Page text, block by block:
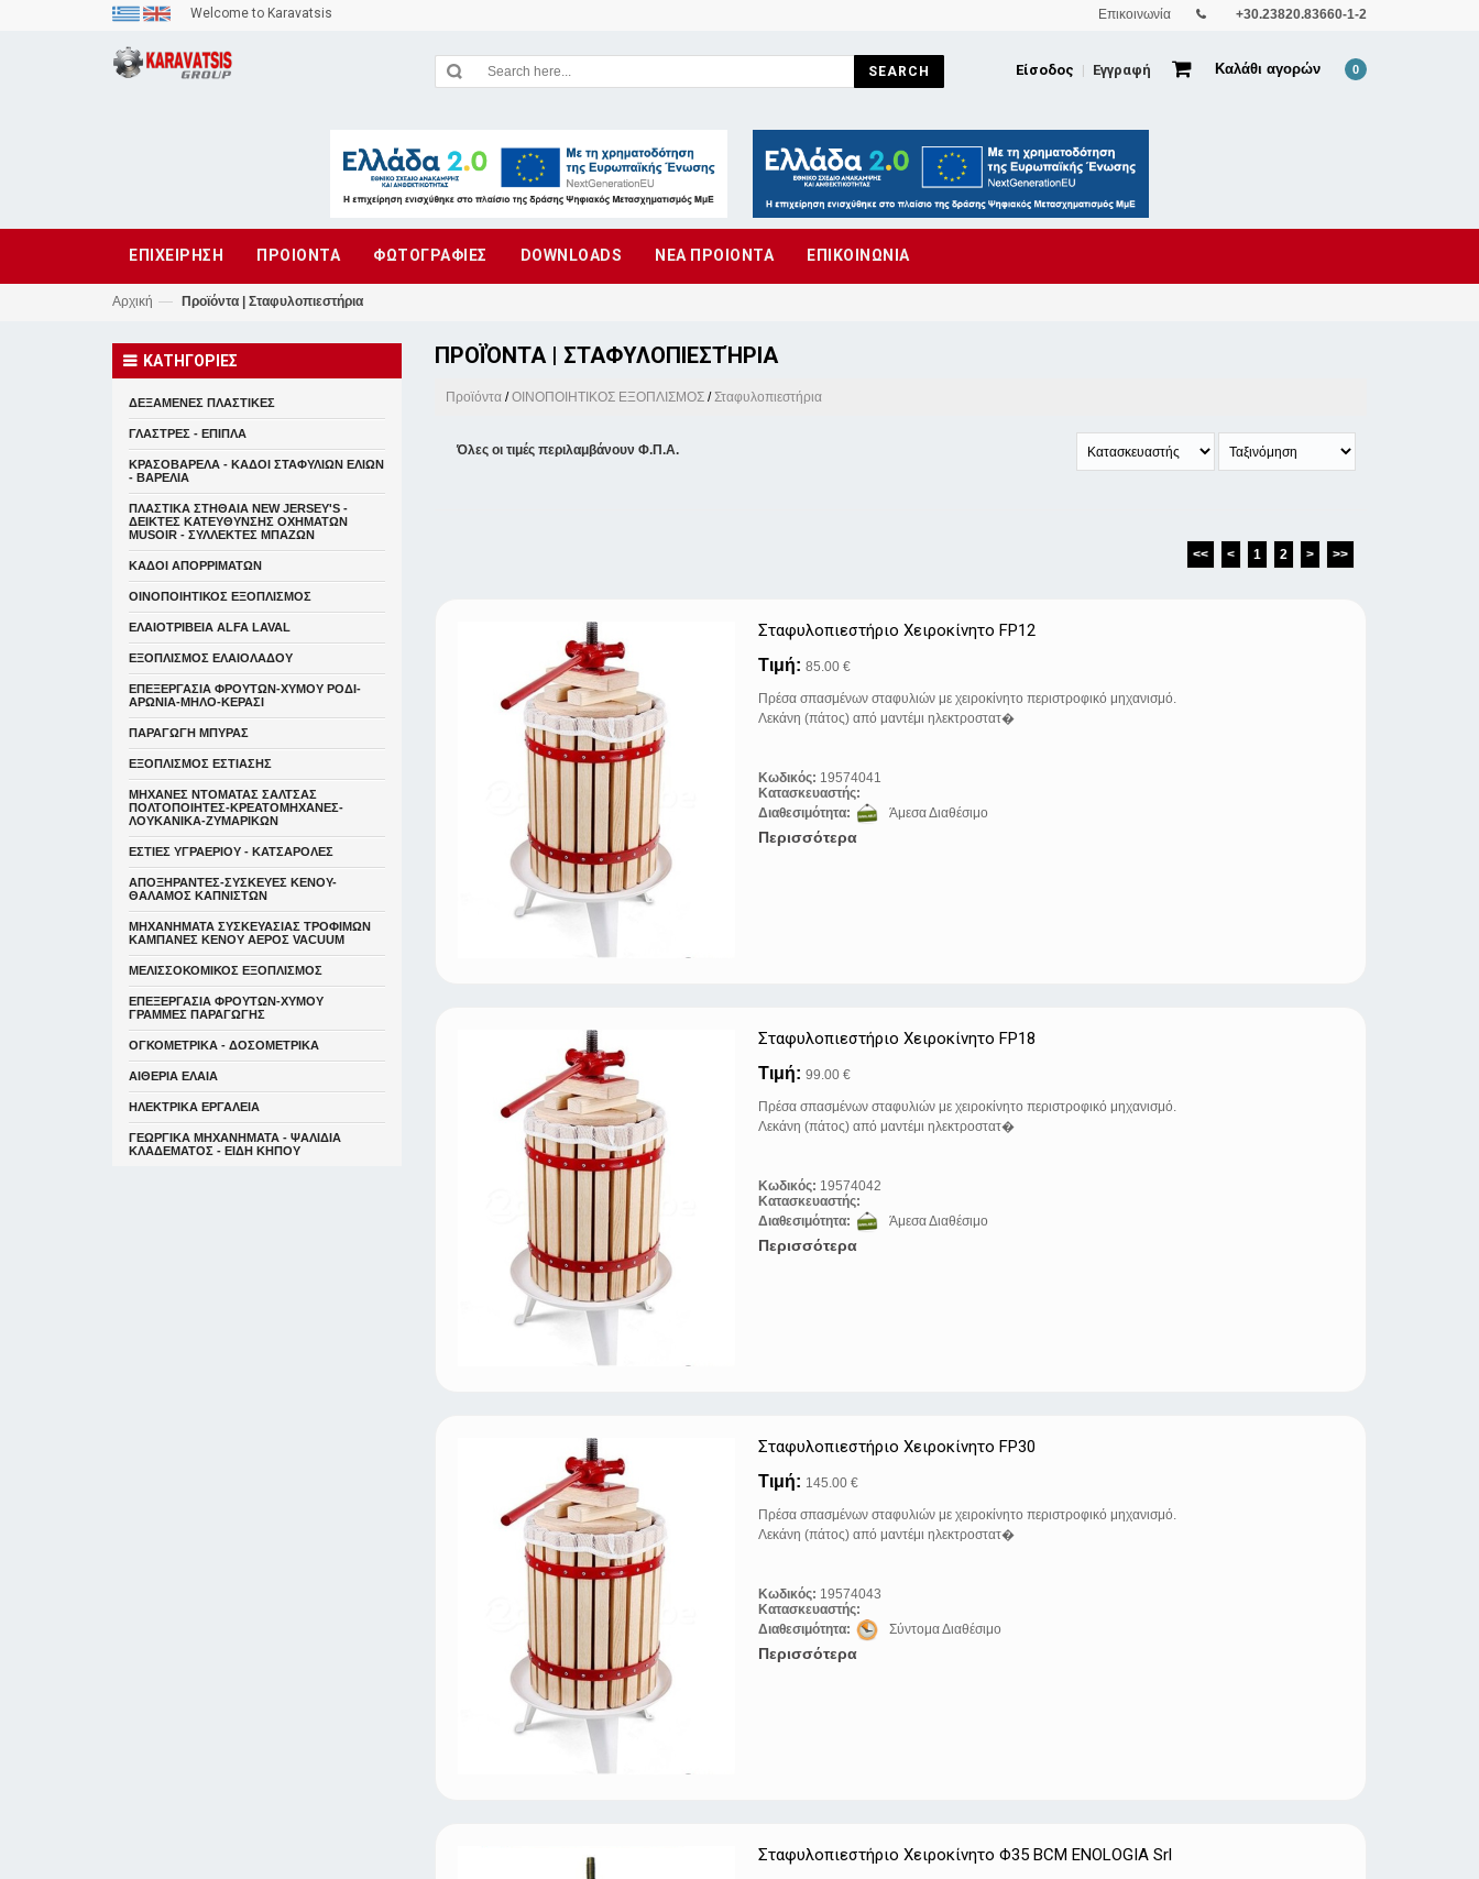
Welcome to Karavatsis Επικοινωνία +30.23820.83660-1-2
SEARCH Καλάθι αγορών 0
Εγγραφή
Είσοδος
ΕΠΙΧΕΙΡΗΣΗ ΠΡΟΙΟΝΤΑ ΦΩΤΟΓΡΑΦΙΕΣ DOWNLOADS ΝΕΑ ΠΡΟΙΟΝΤΑ ΕΠΙΚΟΙΝΩΝΙΑ
Αρχική — Προϊόντα | Σταφυλοπιεστήρια
ΠΡΟΪΌΝΤΑ | ΣΤΑΦΥΛΟΠΙΕΣΤΉΡΙΑ
Προϊόντα/ΟΙΝΟΠΟΙΗΤΙΚΟΣ ΕΞΟΠΛΙΣΜΟΣ/Σταφυλοπιεστήρια
Όλες οι τιμές περιλαμβάνουν Φ.Π.Α.
<< < 1 2 > >>
Σταφυλοπιεστήριo Xειροκίνητo FP12
Τιμή:85.00 €
Πρέσα σπασμένων σταφυλιών με χειροκίνητο περιστροφικό μηχανισμό.
Λεκάνη (πάτος) από μαντέμι ηλεκτροστατ�
Κωδικός: 19574041
Κατασκευαστής:
Διαθεσιμότητα:
Άμεσα Διαθέσιμο
Περισσότερα
Σταφυλοπιεστήριo Xειροκίνητo FP18
Τιμή:99.00 €
Πρέσα σπασμένων σταφυλιών με χειροκίνητο περιστροφικό μηχανισμό.
Λεκάνη (πάτος) από μαντέμι ηλεκτροστατ�
Κωδικός: 19574042
Κατασκευαστής:
Διαθεσιμότητα:
Άμεσα Διαθέσιμο
Περισσότερα
Σταφυλοπιεστήριo Xειροκίνητo FP30
Τιμή: 145.00 €
Πρέσα σπασμένων σταφυλιών με χειροκίνητο περιστροφικό μηχανισμό.
Λεκάνη (πάτος) από μαντέμι ηλεκτροστατ�
Κωδικός: 19574043
Κατασκευαστής:
Διαθεσιμότητα:
Σύντομα Διαθέσιμο
Περισσότερα
Σταφυλοπιεστήριo Xειροκίνητo Φ35 BCM ENOLOGIA Srl
ΚΑΤΗΓΟΡΙΕΣ
ΔΕΞΑΜΕΝΕΣ ΠΛΑΣΤΙΚΕΣ
ΓΛΑΣΤΡΕΣ - ΕΠΙΠΛΑ
ΚΡΑΣΟΒΑΡΕΛΑ - ΚΑΔΟΙ ΣΤΑΦΥΛΙΩΝ ΕΛΙΩΝ
- ΒΑΡΕΛΙΑ
ΠΛΑΣΤΙΚΑ ΣΤΗΘΑΙΑ NEW JERSEY'S -
ΔΕΙΚΤΕΣ ΚΑΤΕΥΘYΝΣΗΣ ΟΧΗΜΑΤΩΝ
MUSOIR - ΣΥΛΛΕΚΤΕΣ ΜΠΑΖΩΝ
ΚΑΔΟΙ ΑΠΟΡΡΙΜΑΤΩΝ
ΟΙΝΟΠΟΙΗΤΙΚΟΣ ΕΞΟΠΛΙΣΜΟΣ
ΕΛΑΙΟΤΡΙΒΕΙΑ ALFA LAVAL
ΕΞΟΠΛΙΣΜΟΣ ΕΛΑΙΟΛΑΔΟΥ
ΕΠΕΞΕΡΓΑΣΙΑ ΦΡΟΥΤΩΝ-ΧΥΜΟΥ ΡΟΔΙ-
ΑΡΩΝΙΑ-ΜΗΛΟ-ΚΕΡΑΣΙ
ΠΑΡΑΓΩΓΗ ΜΠΥΡΑΣ
ΕΞΟΠΛΙΣΜΟΣ ΕΣΤΙΑΣΗΣ
ΜΗΧΑΝΕΣ ΝΤΟΜΑΤΑΣ ΣΑΛΤΣΑΣ
ΠΟΛΤΟΠΟΙΗΤΕΣ-ΚΡΕΑΤΟΜΗΧΑΝΕΣ-
ΛΟΥΚΑΝΙΚΑ-ΖΥΜΑΡΙΚΩΝ
ΕΣΤΙΕΣ ΥΓΡΑΕΡΙΟΥ - ΚΑΤΣΑΡΟΛΕΣ
ΑΠΟΞΗΡΑΝΤΕΣ-ΣΥΣΚΕΥΕΣ ΚΕΝΟΥ-
ΘΑΛΑΜΟΣ ΚΑΠΝΙΣΤΩΝ
ΜΗΧΑΝΗΜΑΤΑ ΣΥΣΚΕΥΑΣΙΑΣ ΤΡΟΦΙΜΩΝ
ΚΑΜΠΑΝΕΣ ΚΕΝΟΥ ΑΕΡΟΣ VACUUM
ΜΕΛΙΣΣΟΚΟΜΙΚΟΣ ΕΞΟΠΛΙΣΜΟΣ
ΕΠΕΞΕΡΓΑΣΙΑ ΦΡΟΥΤΩΝ-ΧΥΜΟΥ
ΓΡΑΜΜΕΣ ΠΑΡΑΓΩΓΗΣ
ΟΓΚΟΜΕΤΡΙΚΑ - ΔΟΣΟΜΕΤΡΙΚΑ
ΑΙΘΕΡΙΑ ΕΛΑΙΑ
ΗΛΕΚΤΡΙΚΑ ΕΡΓΑΛΕΙΑ
ΓΕΩΡΓΙΚΑ ΜΗΧΑΝΗΜΑΤΑ - ΨΑΛΙΔΙΑ
ΚΛΑΔΕΜΑΤΟΣ - ΕΙΔΗ ΚΗΠΟΥ